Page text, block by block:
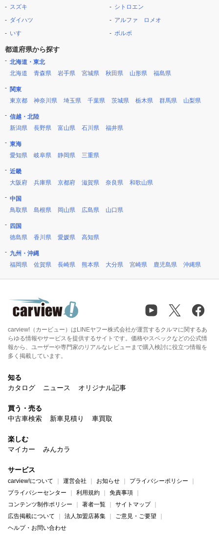
スズキ
ダイハツ
いすゞ
シトロエン
アルファ ロメオ
ボルボ
都道府県から探す
北海道・東北
北海道
青森県 岩手県 宮城県 秋田県 山形県 福島県
関東
東京都
神奈川県 埼玉県 千葉県 茨城県 栃木県 群馬県 山梨県
信越・北陸
新潟県
長野県 富山県 石川県 福井県
東海
愛知県
岐阜県 静岡県 三重県
近畿
大阪府
兵庫県 京都府 滋賀県 奈良県 和歌山県
中国
鳥取県
島根県 岡山県 広島県 山口県
四国
徳島県
香川県 愛媛県 高知県
九州・沖縄
福岡県
佐賀県 長崎県 熊本県 大分県 宮崎県 鹿児島県 沖縄県
carview!（カービュー）はLINEヤフー株式会社が運営するクルマに関するあ
らゆる情報やサービスを提供するサイトです。価格やスペックなどの公式情
報から、ユーザーや専門家のリアルなレビューまで購入検討に役立つ情報を
多く掲載しています。
知る
カタログ
ニュース オリジナル記事
買う・売る
中古車検索
新車見積り 車買取
楽しむ
マイカー
みんカラ
サービス
carview!について 運営会社 お知らせ
プライバシーポリシー
プライバシーセンター
利用規約
免責事項
コンテンツ制作ポリシー
著者一覧
サイトマップ
広告掲載について
法人加盟店募集
ご意見・ご要望
ヘルプ・お問い合わせ